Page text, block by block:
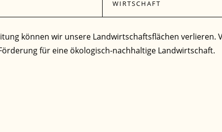
WIRTSCHAFT
können wir unsere Landwirtschaftsflächen
für eine ökologisch-nachhaltige Landwirtschaft.